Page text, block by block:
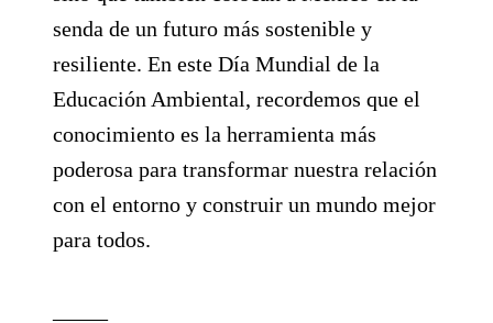
senda de un futuro más sostenible y
resiliente. En este Día Mundial de la
Educación Ambiental, recordemos que el
conocimiento es la herramienta más
poderosa para transformar nuestra relación
con el entorno y construir un mundo mejor
para todos.